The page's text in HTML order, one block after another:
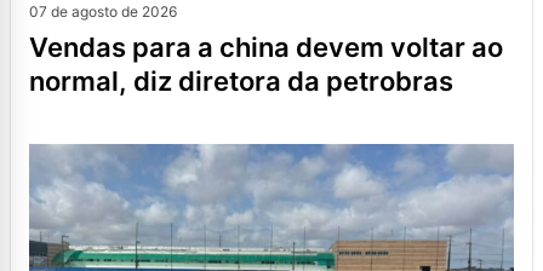
07 de agosto de 2026
vendas para a china devem voltar ao
normal, diz diretora da petrobras